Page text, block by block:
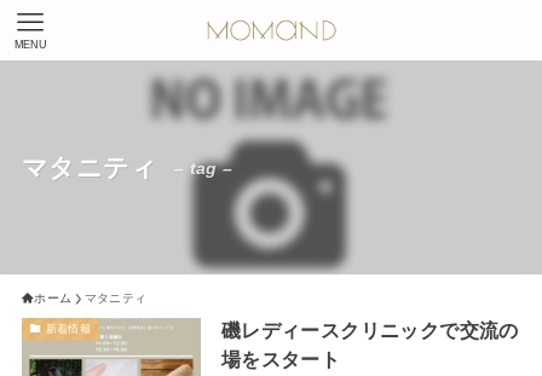
MENU
マタニティ – tag –
ホーム マタニティ
新着情報
磯レディースクリニックで交流の
場をスタート